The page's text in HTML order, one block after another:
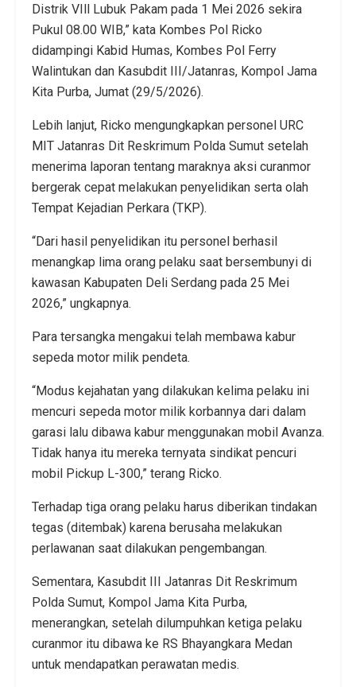
Distrik VIll Lubuk Pakam pada 1 Mei 2026 sekira
Pukul 08.00 WIB,” kata Kombes Pol Ricko
didampingi Kabid Humas, Kombes Pol Ferry
Walintukan dan Kasubdit III/Jatanras, Kompol Jama
Kita Purba, Jumat (29/5/2026).
Lebih lanjut, Ricko mengungkapkan personel URC
MIT Jatanras Dit Reskrimum Polda Sumut setelah
menerima laporan tentang maraknya aksi curanmor
bergerak cepat melakukan penyelidikan serta olah
Tempat Kejadian Perkara (TKP).
“Dari hasil penyelidikan itu personel berhasil
menangkap lima orang pelaku saat bersembunyi di
kawasan Kabupaten Deli Serdang pada 25 Mei
2026,” ungkapnya.
Para tersangka mengakui telah membawa kabur
sepeda motor milik pendeta.
“Modus kejahatan yang dilakukan kelima pelaku ini
mencuri sepeda motor milik korbannya dari dalam
garasi lalu dibawa kabur menggunakan mobil Avanza.
Tidak hanya itu mereka ternyata sindikat pencuri
mobil Pickup L-300,” terang Ricko.
Terhadap tiga orang pelaku harus diberikan tindakan
tegas (ditembak) karena berusaha melakukan
perlawanan saat dilakukan pengembangan.
Sementara, Kasubdit III Jatanras Dit Reskrimum
Polda Sumut, Kompol Jama Kita Purba,
menerangkan, setelah dilumpuhkan ketiga pelaku
curanmor itu dibawa ke RS Bhayangkara Medan
untuk mendapatkan perawatan medis.